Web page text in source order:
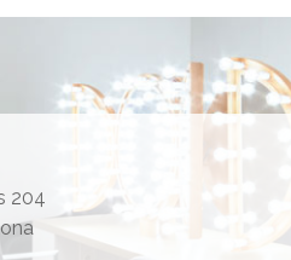
204